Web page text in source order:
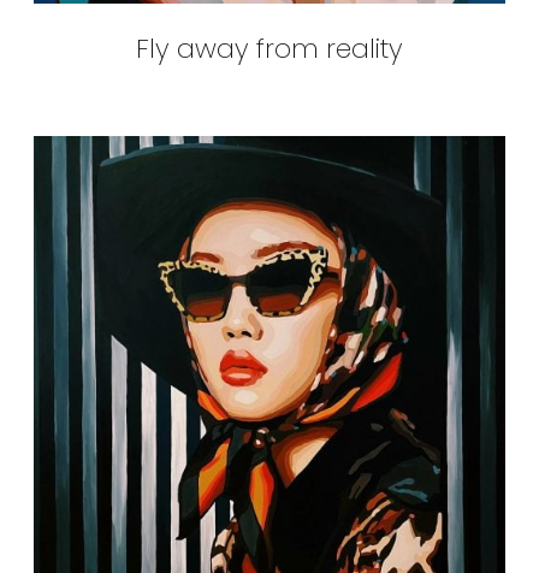
Fly away from reality